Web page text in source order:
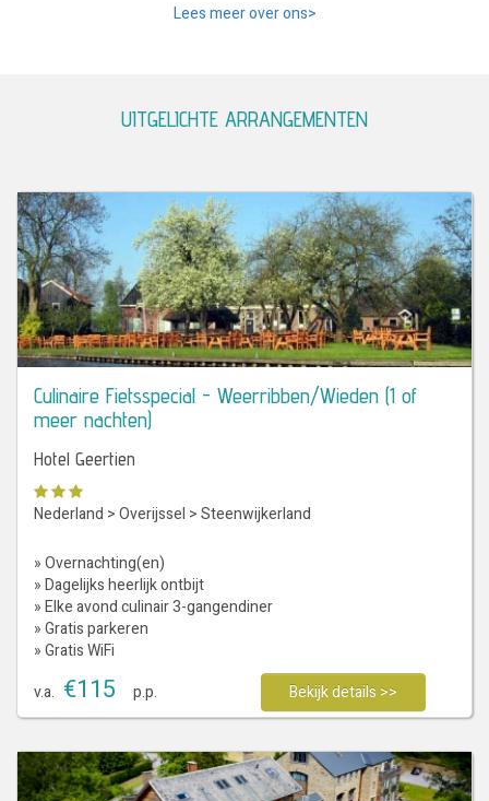
Lees meer over ons>
UITGELICHTE ARRANGEMENTEN
Culinaire Fietsspecial - Weerribben/Wieden (1 of
meer nachten)
Hotel Geertien
Nederland >Overijssel >Steenwijkerland
» Overnachting(en)
» Dagelijks heerlijk ontbijt
» Elke avond culinair 3-gangendiner
» Gratis parkeren
» Gratis WiFi
v.a. €115 p.p. Bekijk details >>